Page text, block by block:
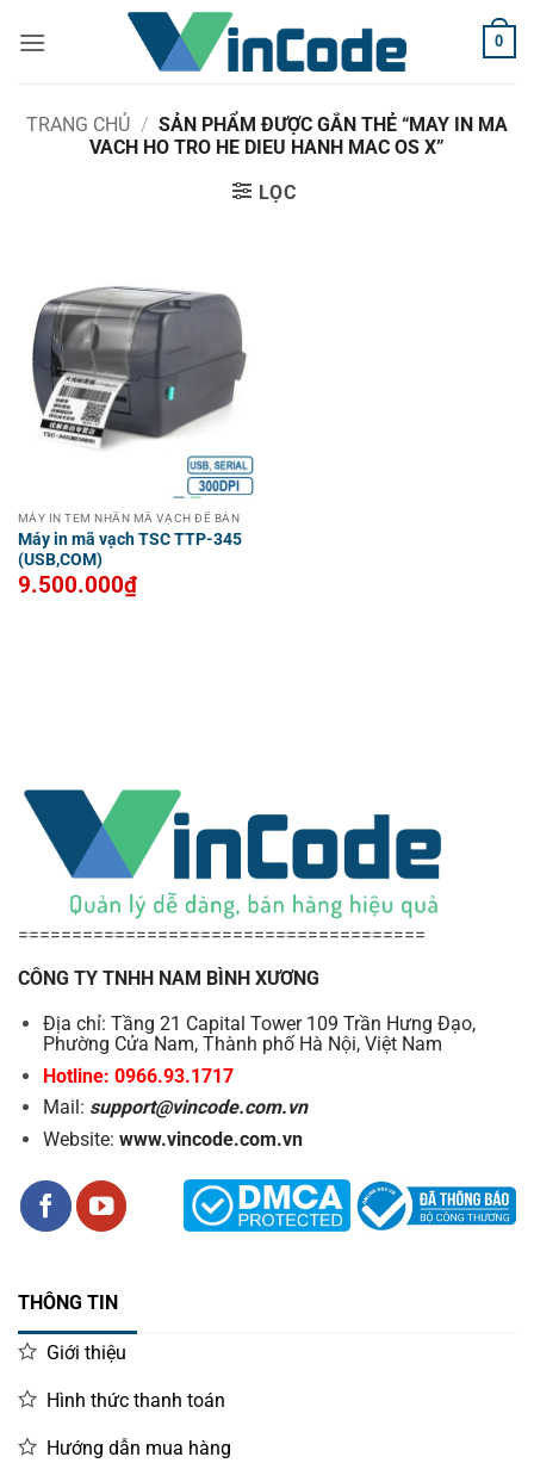
qua
0
TRANG CHỦ / SẢN PHẨM ĐƯỢC GẮN THẺ “MAY IN MA
VACH HO TRO HE DIEU HANH MAC OS X”
LỌC
MÁY IN TEM NHÃN MÃ VẠCH ĐỂ BÀN
Máy in mã vạch TSC TTP-345
(USB,COM)
9.500.000₫
======================================
CÔNG TY TNHH NAM BÌNH XƯƠNG
Địa chỉ: Tầng 21 Capital Tower 109 Trần Hưng Đạo,
Phường Cửa Nam, Thành phố Hà Nội, Việt Nam
Hotline: 0966.93.1717
Mail: support@vincode.com.vn
Website: www.vincode.com.vn
THÔNG TIN
Giới thiệu
Hình thức thanh toán
Hướng dẫn mua hàng